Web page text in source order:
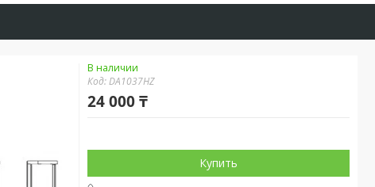
В наличии
Код:DA1037HZ
24 000 ₸
Купить